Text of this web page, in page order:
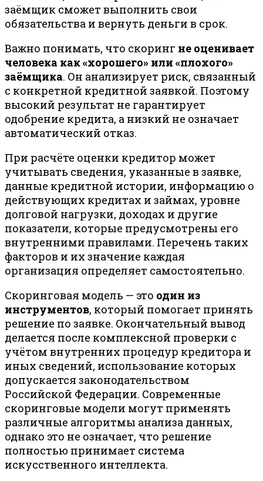
заёмщик сможет выполнить свои
обязательства и вернуть деньги в срок.
Важно понимать, что скоринг не оценивает
человека как «хорошего» или «плохого»
заёмщика. Он анализирует риск, связанный
с конкретной кредитной заявкой. Поэтому
высокий результат не гарантирует
одобрение кредита, а низкий не означает
автоматический отказ.
При расчёте оценки кредитор может
учитывать сведения, указанные в заявке,
данные кредитной истории, информацию о
действующих кредитах и займах, уровне
долговой нагрузки, доходах и другие
показатели, которые предусмотрены его
внутренними правилами. Перечень таких
факторов и их значение каждая
организация определяет самостоятельно.
Скоринговая модель — это один из
инструментов, который помогает принять
решение по заявке. Окончательный вывод
делается после комплексной проверки с
учётом внутренних процедур кредитора и
иных сведений, использование которых
допускается законодательством
Российской Федерации. Современные
скоринговые модели могут применять
различные алгоритмы анализа данных,
однако это не означает, что решение
полностью принимает система
искусственного интеллекта.